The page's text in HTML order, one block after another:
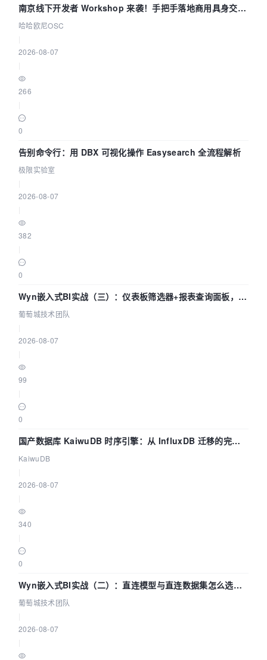
南京线下开发者 Workshop 来袭！手把手落地商用具身交互
智能 Agent 应用
哈哈欧尼OSC
2026-08-07
266
0
告别命令行：用 DBX 可视化操作 Easysearch 全流程解析
极限实验室
2026-08-07
382
0
Wyn嵌入式BI实战（三）：仪表板筛选器+报表查询面板，参
数联动全闭环
葡萄城技术团队
2026-08-07
99
0
国产数据库 KaiwuDB 时序引擎：从 InfluxDB 迁移的完整
技术路径
KaiwuDB
2026-08-07
340
0
Wyn嵌入式BI实战（二）：直连模型与直连数据集怎么选，
参数为什么不生效？| 葡萄城技术团队
葡萄城技术团队
2026-08-07